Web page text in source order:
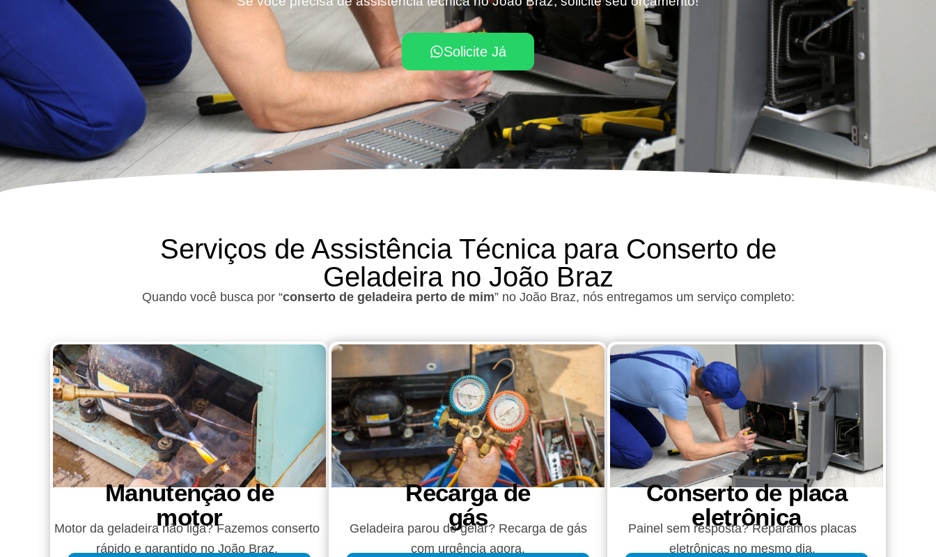
Solicite Já
Serviços de Assistência Técnica para Conserto de
Geladeira no João Braz
Quando você busca por “conserto de geladeira perto de mim” no João Braz, nós entregamos um serviço completo:
Manutenção de
motor
Motor da geladeira não liga? Fazemos conserto
rápido e garantido no João Braz.
Recarga de
gás
Geladeira parou de gelar? Recarga de gás
com urgência agora.
Conserto de placa
eletrônica
Painel sem resposta? Reparamos placas
eletrônicas no mesmo dia.